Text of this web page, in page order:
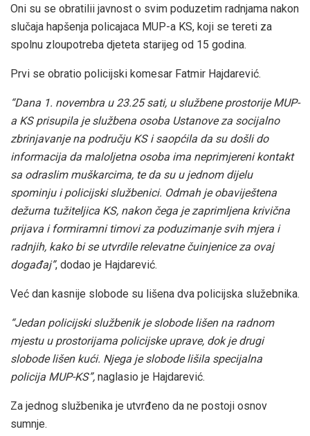
Oni su se obratilii javnost o svim poduzetim radnjama nakon
slučaja hapšenja policajaca MUP-a KS, koji se tereti za
spolnu zloupotreba djeteta starijeg od 15 godina.
Prvi se obratio policijski komesar Fatmir Hajdarević.
“Dana 1. novembra u 23.25 sati, u službene prostorije MUP-
a KS prisupila je službena osoba Ustanove za socijalno
zbrinjavanje na području KS i saopćila da su došli do
informacija da maloljetna osoba ima neprimjereni kontakt
sa odraslim muškarcima, te da su u jednom dijelu
spominju i policijski službenici. Odmah je obaviještena
dežurna tužiteljica KS, nakon čega je zaprimljena krivična
prijava i formiramni timovi za poduzimanje svih mjera i
radnjih, kako bi se utvrdile relevatne čuinjenice za ovaj
događaj”, dodao je Hajdarević.
Već dan kasnije slobode su lišena dva policijska služebnika.
“Jedan policijski službenik je slobode lišen na radnom
mjestu u prostorijama policijske uprave, dok je drugi
slobode lišen kući. Njega je slobode lišila specijalna
policija MUP-KS”, naglasio je Hajdarević.
Za jednog službenika je utvrđeno da ne postoji osnov
sumnje.